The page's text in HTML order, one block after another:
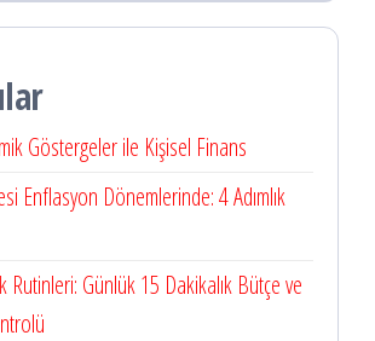
Göstergeler ile Kişisel Finans
Enflasyon Dönemlerinde: 4 Adımlık
Rutinleri: Günlük 15 Dakikalık Bütçe ve